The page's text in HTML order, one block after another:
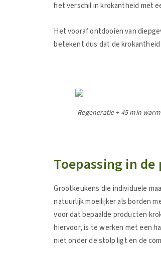
het verschil in krokantheid met
Het vooraf ontdooien van
betekent dus dat de
Regeneratie + 45 min
Toepassing in
Grootkeukens die individuele
natuurlijk moeilijker als borden
voor dat bepaalde producten
hiervoor, is te werken met een
niet onder de stolp ligt en de